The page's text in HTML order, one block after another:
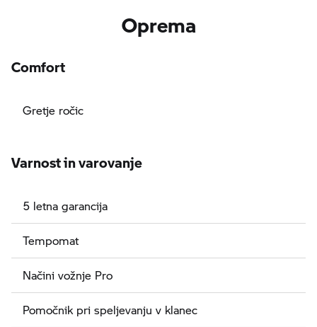
Oprema
Comfort
Gretje ročic
Varnost in varovanje
5 letna garancija
Tempomat
Načini vožnje Pro
Pomočnik pri speljevanju v klanec